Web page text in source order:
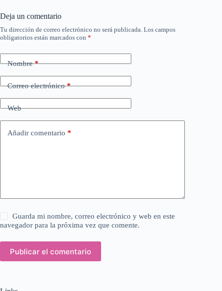
Deja un comentario
Tu dirección de correo electrónico no será publicada. Los campos
obligatorios están marcados con *
Nombre*
Correo electrónico*
Web
Añadir comentario *
Guarda mi nombre, correo electrónico y web en este
navegador para la próxima vez que comente.
Publicar el comentario